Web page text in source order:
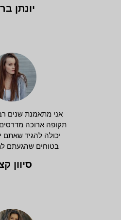
יונתן
אני מתאמנת שנים
תקופה ארוכה מדרסים
יכולה להגיד שאתם
בטוחים שהגעתם
סיוון